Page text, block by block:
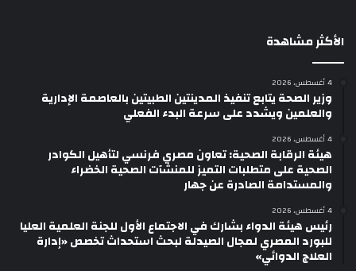
الأكثر مشاهدة
4 أغسطس، 2026
وزير الصحة يتابع تنفيذ المدينتين الطبيتين بالعاصمة الإدارية
والعلمين ويشدد على سرعة البدء الفعلي
4 أغسطس، 2026
هيئة الرقابة الصحية: تعاون مصري فرنسي لتأهيل الكوادر
الصحية على متطلبات التميز للمنشآت الصحية الخضراء
والمستدامة الصادرة عن جهار
4 أغسطس، 2026
رئيس هيئة الدواء بشارك في الاجتماع الأول للجنة العلمية العليا
للبورد المصري لمجال الصيدلة لبحث استحداث تخصص «إدارة
العلاج الدوائي»